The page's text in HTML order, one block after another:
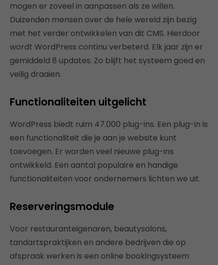
mogen er zoveel in aanpassen als ze willen.
Duizenden mensen over de hele wereld zijn bezig
met het verder ontwikkelen van dit CMS. Hierdoor
wordt WordPress continu verbeterd. Elk jaar zijn er
gemiddeld 8 updates. Zo blijft het systeem goed en
veilig draaien.
Functionaliteiten uitgelicht
WordPress biedt ruim 47.000 plug-ins. Een plug-in is
een functionaliteit die je aan je website kunt
toevoegen. Er worden veel nieuwe plug-ins
ontwikkeld. Een aantal populaire en handige
functionaliteiten voor ondernemers lichten we uit.
Reserveringsmodule
Voor restauranteigenaren, beautysalons,
tandartspraktijken en andere bedrijven die op
afspraak werken is een online bookingsysteem